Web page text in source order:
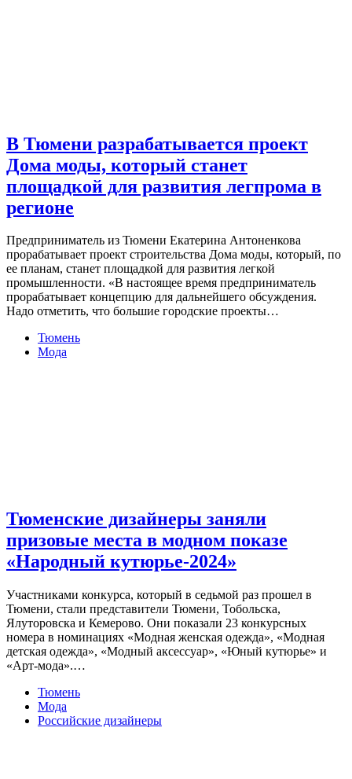
В Тюмени разрабатывается проект
Дома моды, который станет
площадкой для развития легпрома в
регионе
Предприниматель из Тюмени Екатерина Антоненкова
прорабатывает проект строительства Дома моды, который, по
ее планам, станет площадкой для развития легкой
промышленности. «В настоящее время предприниматель
прорабатывает концепцию для дальнейшего обсуждения.
Надо отметить, что большие городские проекты…
Тюмень
Мода
Тюменские дизайнеры заняли
призовые места в модном показе
«Народный кутюрье-2024»
Участниками конкурса, который в седьмой раз прошел в
Тюмени, стали представители Тюмени, Тобольска,
Ялуторовска и Кемерово. Они показали 23 конкурсных
номера в номинациях «Модная женская одежда», «Модная
детская одежда», «Модный аксессуар», «Юный кутюрье» и
«Арт-мода».…
Тюмень
Мода
Российские дизайнеры